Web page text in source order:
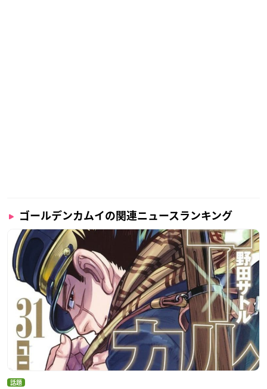
ゴールデンカムイの関連ニュースランキング
話題